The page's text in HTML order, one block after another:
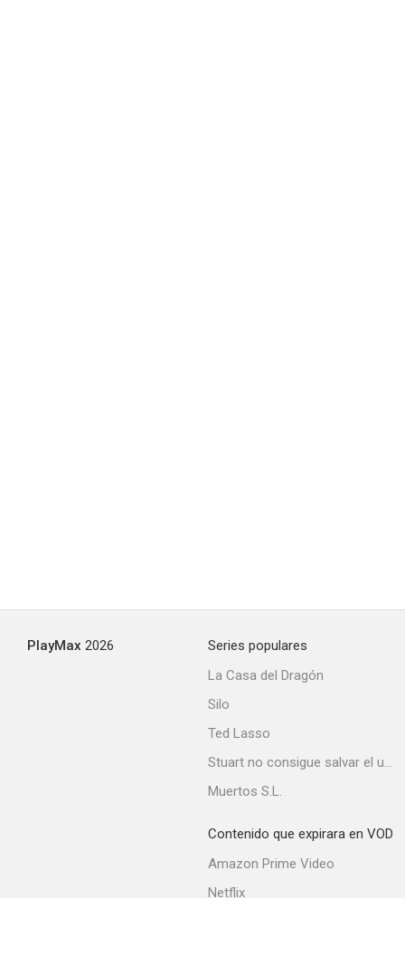
PlayMax 2026
Series populares
La Casa del Dragón
Silo
Ted Lasso
Stuart no consigue salvar el universo
Muertos S.L.
Contenido que expirara en VOD
Amazon Prime Video
Netflix